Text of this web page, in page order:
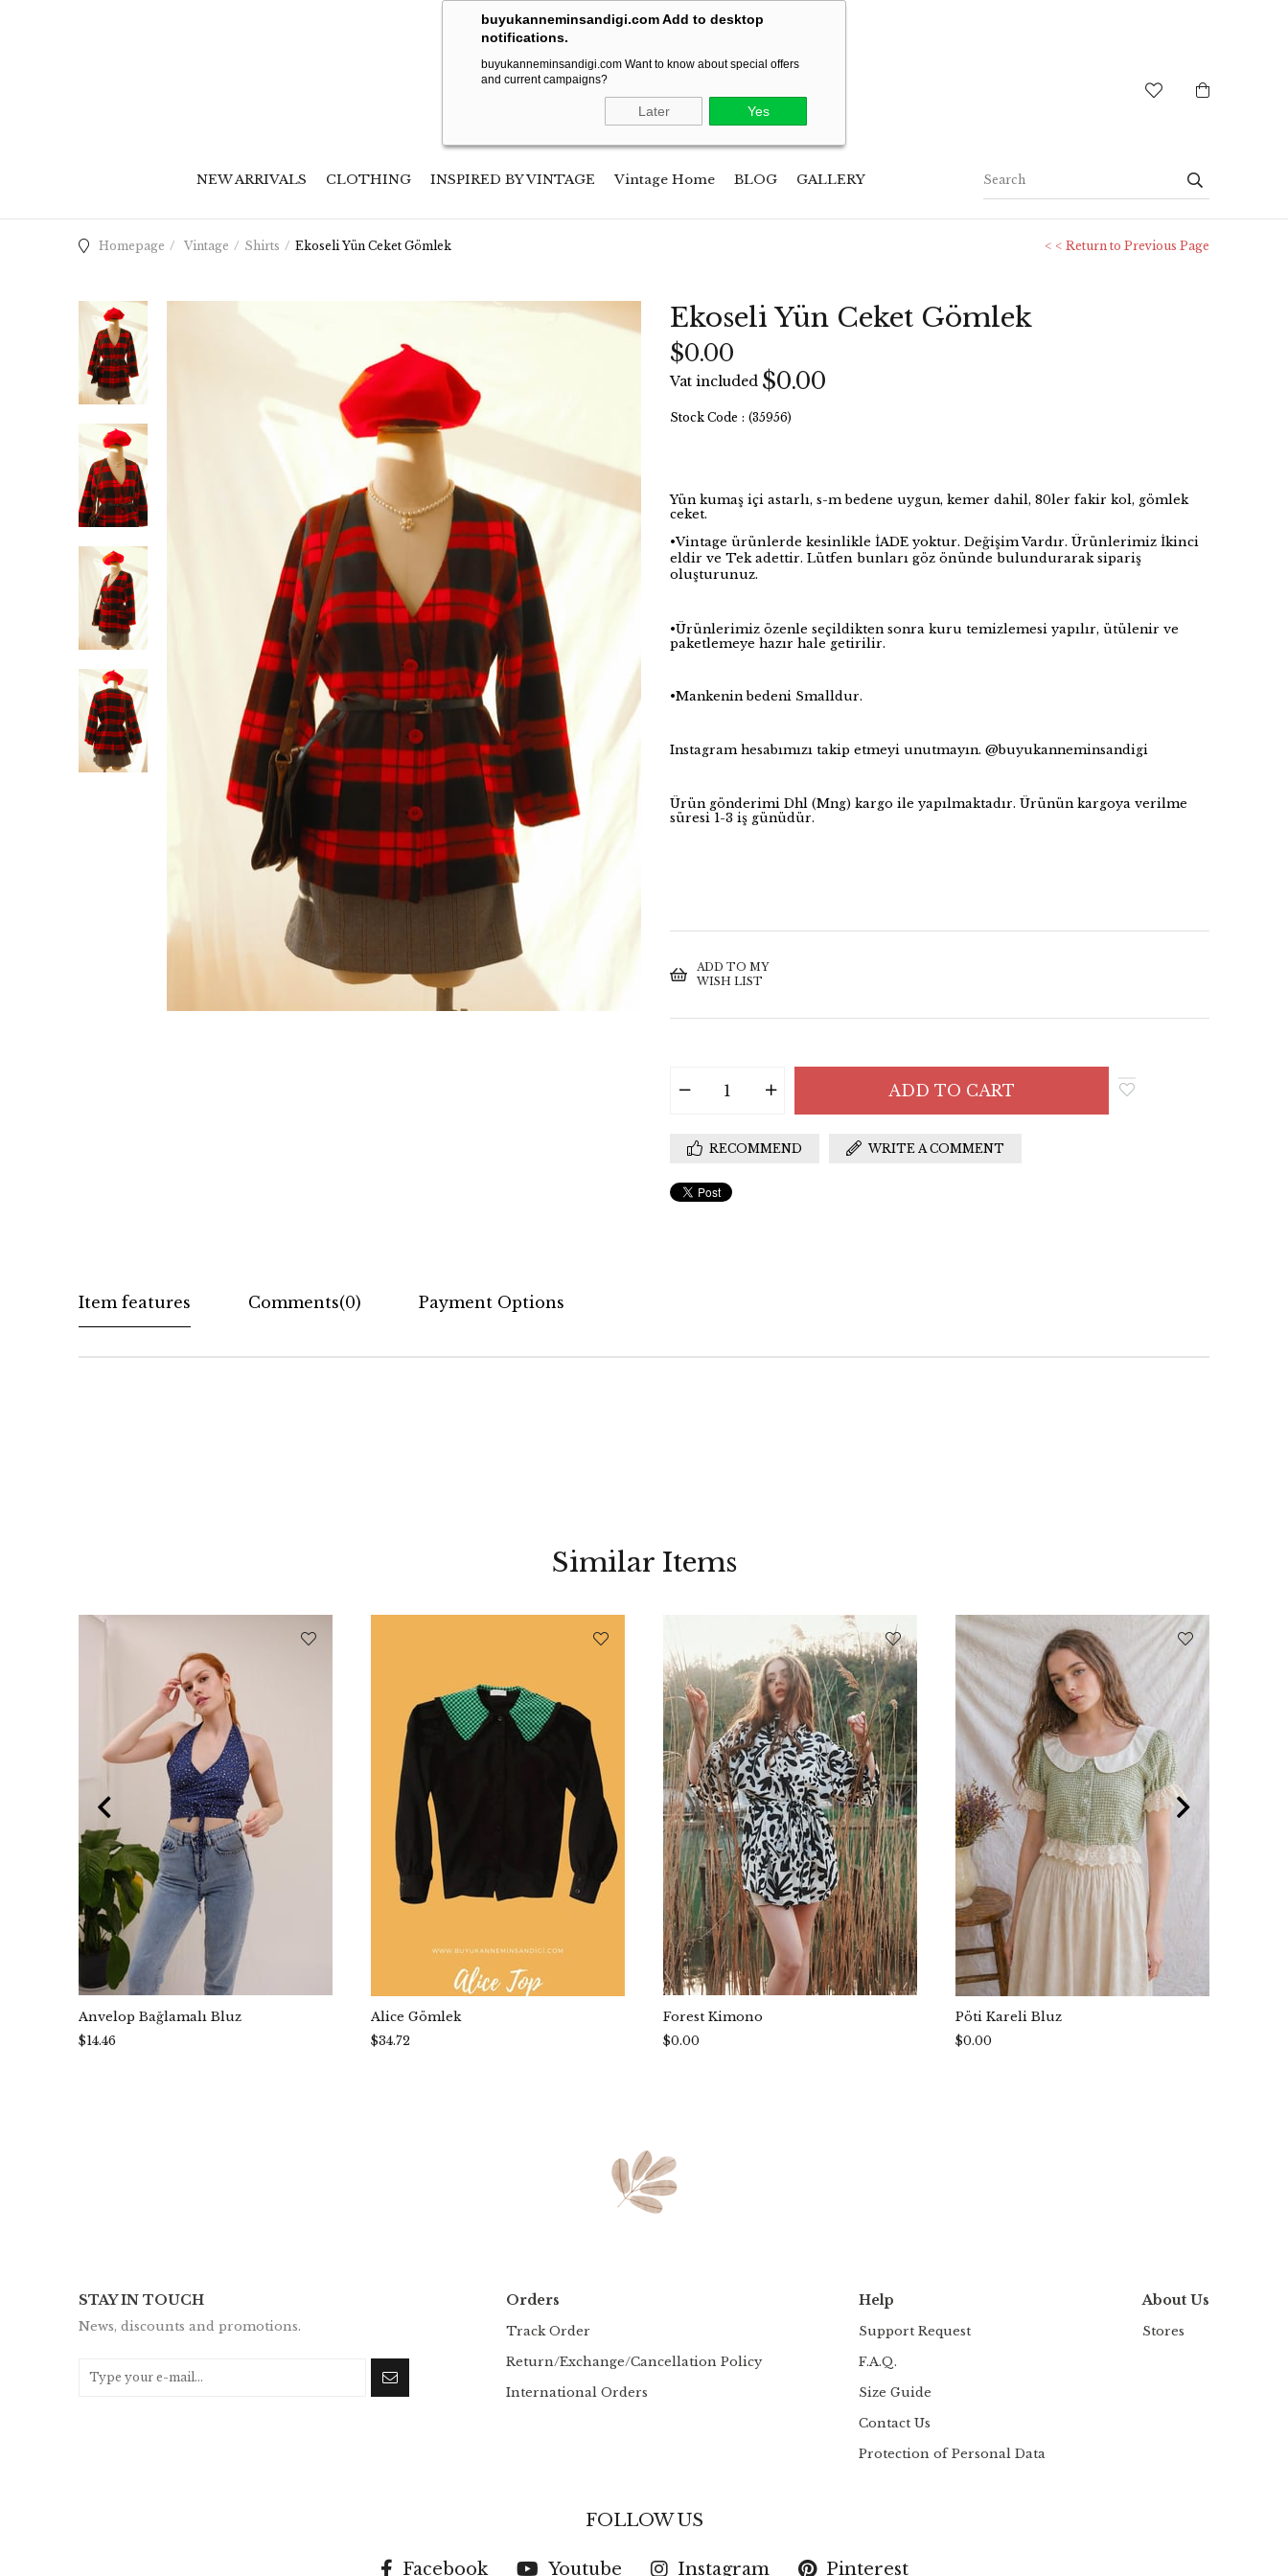
buyukanneminsandigi.com Add to desktop
notifications.
buyukanneminsandigi.com Want to know about special offers
and current campaigns?
Later Yes
Soon will be shipping to USA!
NEW ARRIVALS CLOTHING INSPIRED BY VINTAGE Vintage Home BLOG GALLERY
Homepage Vintage Shirts Ekoseli Yün Ceket Gömlek < < Return to Previous Page
Ekoseli Yün Ceket Gömlek
$0.00
Vat included $0.00
Stock Code (35956)
Yün kumaş içi astarlı, s-m bedene uygun, kemer dahil, 80ler fakir kol, gömlek
ceket.
•Vintage ürünlerde kesinlikle İADE yoktur. Değişim Vardır. Ürünlerimiz İkinci
eldir ve Tek adettir. Lütfen bunları göz önünde bulundurarak sipariş
oluşturunuz.
•Ürünlerimiz özenle seçildikten sonra kuru temizlemesi yapılır, ütülenir ve
paketlemeye hazır hale getirilir.
•Mankenin bedeni Smalldur.
Instagram hesabımızı takip etmeyi unutmayın. @buyukanneminsandigi
Ürün gönderimi Dhl (Mng) kargo ile yapılmaktadır. Ürünün kargoya verilme
süresi 1-3 iş günüdür.
ADD TO MY
WISH LIST
RECOMMEND WRITE A COMMENT
Item features Comments(0) Payment Options
Similar Items
Anvelop Bağlamalı Bluz
$14.46
Alice Gömlek
$34.72
Forest Kimono
$0.00
Pöti Kareli Bluz
$0.00
STAY IN TOUCH
News, discounts and promotions.
Orders
Track Order
Return/Exchange/Cancellation Policy
International Orders
Help
Support Request
F.A.Q.
Size Guide
Contact Us
Protection of Personal Data
About Us
Stores
FOLLOW US
Facebook Youtube Instagram Pinterest